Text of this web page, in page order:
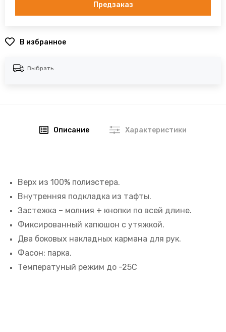
Предзаказ
В избранное
Выбрать
Описание Характеристики
Верх из 100% полиэстера.
Внутренняя подкладка из тафты.
Застежка – молния + кнопки по всей длине.
Фиксированный капюшон с утяжкой.
Два боковых накладных кармана для рук.
Фасон: парка.
Температуный режим до -25С